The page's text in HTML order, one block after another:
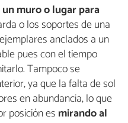
muro o lugar para
o los soportes de una
anclados a un
pues con el tiempo
Tampoco se
ya que la falta de sol
en abundancia, lo que
posición es mirando al